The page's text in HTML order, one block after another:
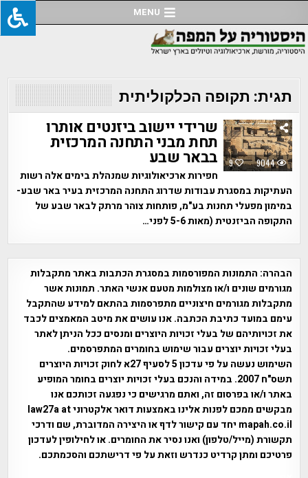
to
content
MENU
תגית: תקופה הכלקוליתית
9 9044
שרידי יישוב ביזנטים אותרו
תחת מבני התחנה המרכזית
בבאר שבע
חפירות ארכיאולוגיות שמנהלת בימים אלה רשות
העתיקות במסגרת עבודות שדרוג התחנה המרכזית בעיר באר שבע-
במימון מפעלי תחנות בע"מ, פותחות צוהר מרתק לבאר שבע של
התקופה הביזנטית (מאות 5-6 לפני…
הבהרה: התמונות המפורסמות במסגרת הכתבות באתר מתקבלות
מגורמים שונים ו/או מצולמות מטעם אנשי האתר. תמונות אשר
מתקבלות מגורמים חיצוניים מתפרסמות בהתאם למידע שהתקבל
עימם במועד כתיבת הכתבה. אנו עושים את מיטב המאמצים לכבד
את זכויותיהם של בעלי זכויות היוצרים ומנסים ככל הניתן לאתר
בעלי זכויות יוצרים עבור שימוש בחומרים המתפרסמים.
השימוש נעשה על פי עדכון 5 לסעיף 27א לחוק זכויות היוצרים
תשס"ח 2007. במידה והנכם בעלי זכויות יוצרים בחומר המופיע
באתר ו/או בפרסום זה, ואתם מרגישים כי נפגעה זכותכם אנו
מבקשים ממכם לפנות אלינו באמצעות דואר אלקטרוני law27a at
mapah.co.il יחד עם קישור לדף או היצירה המדוברת, שם ודרכי
תקשורת (מייל/טלפון) ואנו נסיר את החומרים. או לחילופין לעדכון
פרטיכם ומתן קרדיט כנדרש וזאת על פי דרישתכם והסכמתכם.